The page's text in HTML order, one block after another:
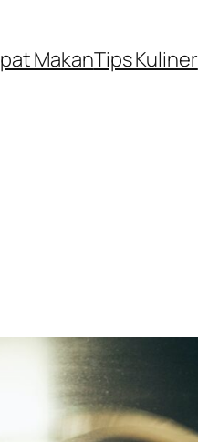
MakanTips Kuliner